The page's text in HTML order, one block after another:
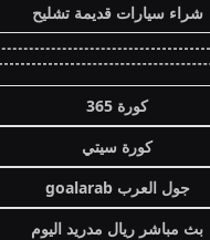
شراء سيارات قديمة تشليح
كورة 365
كورة سيتي
جول العرب goalarab
بث مباشر ريال مدريد اليوم